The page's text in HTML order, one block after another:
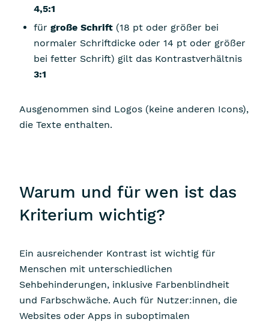
4,5:1
für große Schrift (18 pt oder größer bei
normaler Schriftdicke oder 14 pt oder größer
bei fetter Schrift) gilt das Kontrastverhältnis
3:1
Ausgenommen sind Logos (keine anderen Icons),
die Texte enthalten.
Warum und für wen ist das
Kriterium wichtig?
Ein ausreichender Kontrast ist wichtig für
Menschen mit unterschiedlichen
Sehbehinderungen, inklusive Farbenblindheit
und Farbschwäche. Auch für Nutzer:innen, die
Websites oder Apps in suboptimalen